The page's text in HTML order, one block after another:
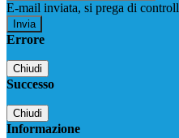
E-mail inviata, si prega di
Errore
Chiudi
Successo
Chiudi
Informazione